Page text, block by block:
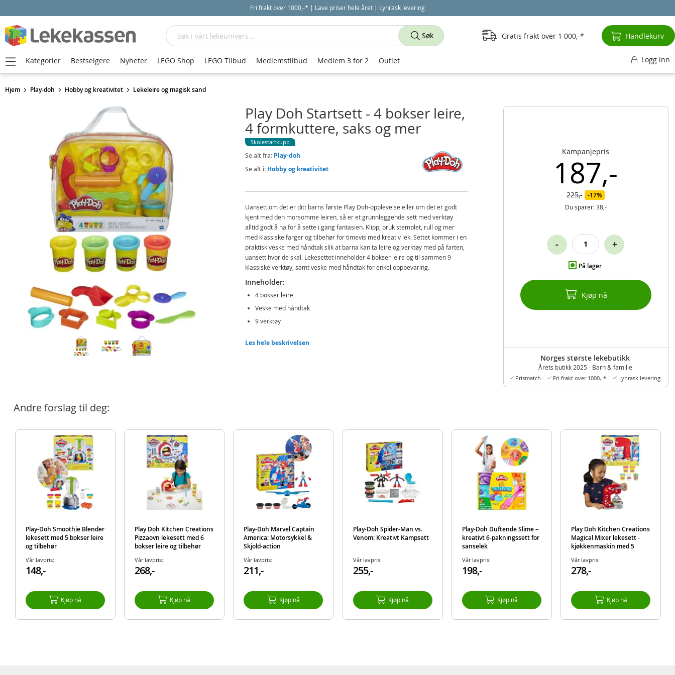
Fri frakt over 1000,-* | Lave priser hele året | Lynrask levering
Hjem Play-doh Hobby og kreativitet Lekeleire og magisk sand
Kampanjepris
187,-
225,- 17%
Du sparer:38,-
På lager
- +
Kjøp nå
Norges største lekebutikk
Årets butikk 2025 - Barn & familie
Prismatch Fri frakt over 1000,-* Lynrask levering
Play Doh Startsett - 4 bokser leire,
4 formkuttere, saks og mer
Skolestartkupp
Se alt fra: Play-doh
Se alt i: Hobby og kreativitet
Uansett om det er ditt barns første Play Doh-opplevelse eller om det er godt
kjent med den morsomme leiren, så er et grunnleggende sett med verktøy
alltid godt å ha for å sette i gang fantasien. Klipp, bruk stemplet, rull og mer
med klassiske farger og tilbehør for timevis med kreativ lek. Settet kommer i en
praktisk veske med håndtak slik at barna kan ta leire og verktøy med på farten,
uansett hvor de skal. Lekesettet inneholder 4 bokser leire og til sammen 9
klassiske verktøy, samt veske med håndtak for enkel oppbevaring.
Inneholder:
4 bokser leire
Veske med håndtak
9 verktøy
Detaljer:
Les hele beskrivelsen
Andre forslag til deg:
Play-Doh Smoothie Blender
lekesett med 5 bokser leire
og tilbehør
Vår lavpris:
148,-
Kjøp nå
Play Doh Kitchen Creations
Pizzaovn lekesett med 6
bokser leire og tilbehør
Vår lavpris:
268,-
Kjøp nå
Play-Doh Marvel Captain
America: Motorsykkel &
Skjold-action
Vår lavpris:
211,-
Kjøp nå
Play-Doh Spider-Man vs.
Venom: Kreativt Kampsett
Vår lavpris:
255,-
Kjøp nå
Play-Doh Duftende Slime –
kreativt 6-pakningssett for
sanselek
Vår lavpris:
198,-
Kjøp nå
Play Doh Kitchen Creations
Magical Mixer lekesett -
kjøkkenmaskin med 5
Vår lavpris:
278,-
Kjøp nå
Søk
Søk Gratis frakt over 1 000,- Handlekurv
Kategorier Bestselgere Nyheter LEGO Shop LEGO Tilbud Medlemstilbud Medlem 3 for 2 Outlet Logg inn